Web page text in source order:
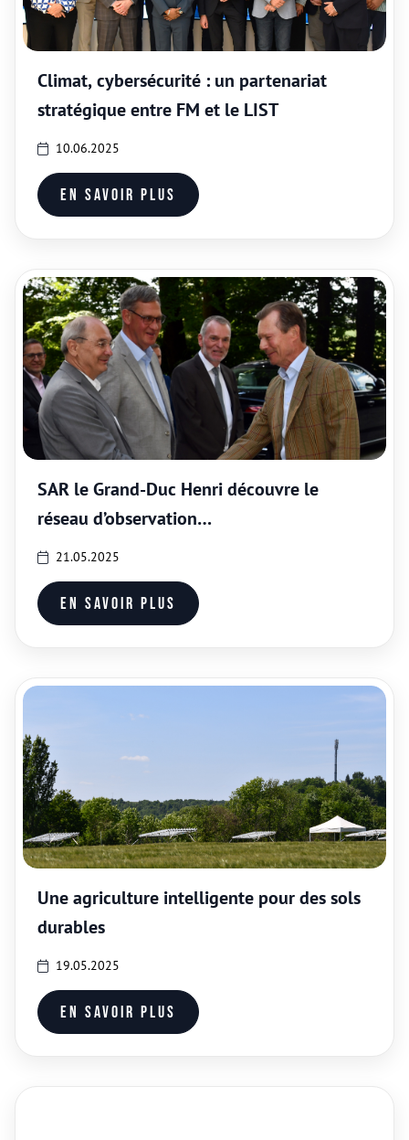
Climat, cybersécurité : un partenariat
stratégique entre FM et le LIST
10.06.2025
En savoir plus
SAR le Grand-Duc Henri découvre le
réseau d’observation
hydrométéorologique du LIST
21.05.2025
En savoir plus
Une agriculture intelligente pour des sols
durables
19.05.2025
En savoir plus